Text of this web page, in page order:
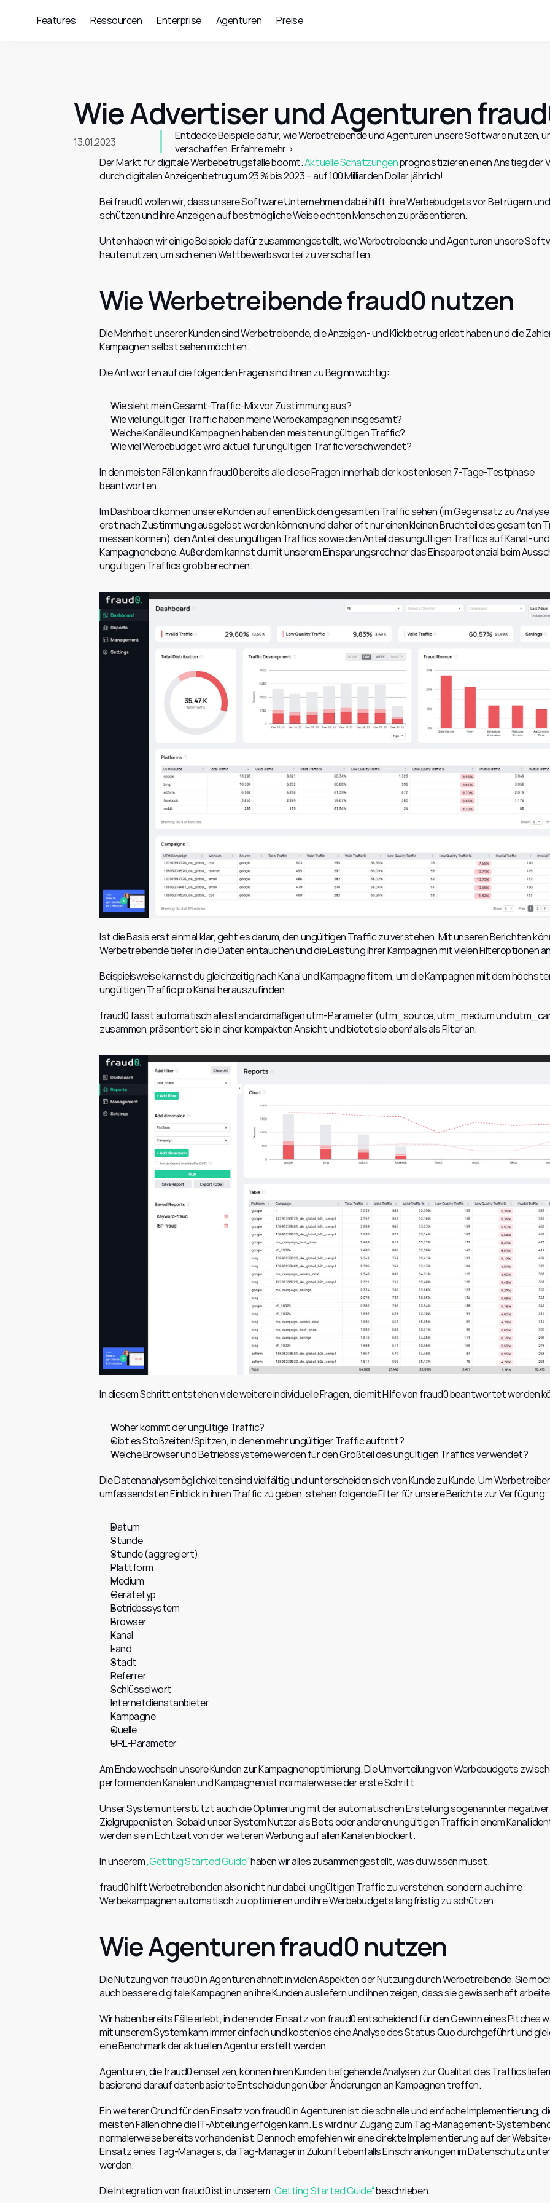
Features Ressourcen Enterprise Agenturen Preise
Wie Advertiser und Agenturen
13.01.2023
Entdecke Beispiele dafür, wie Werbetreibende und Agenturen unsere Software nutzen,
verschaffen. Erfahre mehr ›
Der Markt für digitale Werbebetrugsfälle boomt. Aktuelle Schätzungen prognostizieren einen Anstieg der
durch digitalen Anzeigenbetrug um 23 % bis 2023 – auf 100 Milliarden Dollar jährlich!
Bei fraud0 wollen wir, dass unsere Software Unternehmen dabei hilft, ihre Werbebudgets vor Betrügern
schützen und ihre Anzeigen auf bestmögliche Weise echten Menschen zu präsentieren.
Unten haben wir einige Beispiele dafür zusammengestellt, wie Werbetreibende und Agenturen unsere
heute nutzen, um sich einen Wettbewerbsvorteil zu verschaffen.
Wie Werbetreibende fraud0 nutzen
Die Mehrheit unserer Kunden sind Werbetreibende, die Anzeigen- und Klickbetrug erlebt haben und die
Kampagnen selbst sehen möchten.
Die Antworten auf die folgenden Fragen sind ihnen zu Beginn wichtig:
Wie sieht mein Gesamt-Traffic-Mix vor Zustimmung aus?
Wie viel ungültiger Traffic haben meine Werbekampagnen insgesamt?
Welche Kanäle und Kampagnen haben den meisten ungültigen Traffic?
Wie viel Werbebudget wird aktuell für ungültigen Traffic verschwendet?
In den meisten Fällen kann fraud0 bereits alle diese Fragen innerhalb der kostenlosen 7-Tage-Testphase
beantworten.
Im Dashboard können unsere Kunden auf einen Blick den gesamten Traffic sehen (im Gegensatz zu
erst nach Zustimmung ausgelöst werden können und daher oft nur einen kleinen Bruchteil des gesamten
messen können), den Anteil des ungültigen Traffics sowie den Anteil des ungültigen Traffics auf Kanal- und
Kampagnenebene. Außerdem kannst du mit unserem Einsparungsrechner das Einsparpotenzial beim
ungültigen Traffics grob berechnen.
Ist die Basis erst einmal klar, geht es darum, den ungültigen Traffic zu verstehen. Mit unseren Berichten
Werbetreibende tiefer in die Daten eintauchen und die Leistung ihrer Kampagnen mit vielen Filteroptionen
Beispielsweise kannst du gleichzeitig nach Kanal und Kampagne filtern, um die Kampagnen mit dem
ungültigen Traffic pro Kanal herauszufinden.
fraud0 fasst automatisch alle standardmäßigen utm-Parameter (utm_source, utm_medium und
zusammen, präsentiert sie in einer kompakten Ansicht und bietet sie ebenfalls als Filter an.
In diesem Schritt entstehen viele weitere individuelle Fragen, die mit Hilfe von fraud0 beantwortet werden
Woher kommt der ungültige Traffic?
Gibt es Stoßzeiten/Spitzen, in denen mehr ungültiger Traffic auftritt?
Welche Browser und Betriebssysteme werden für den Großteil des ungültigen Traffics verwendet?
Die Datenanalysemöglichkeiten sind vielfältig und unterscheiden sich von Kunde zu Kunde. Um
umfassendsten Einblick in ihren Traffic zu geben, stehen folgende Filter für unsere Berichte zur Verfügung:
Datum
Stunde
Stunde (aggregiert)
Plattform
Medium
Gerätetyp
Betriebssystem
Browser
Kanal
Land
Stadt
Referrer
Schlüsselwort
Internetdienstanbieter
Kampagne
Quelle
URL-Parameter
Am Ende wechseln unsere Kunden zur Kampagnenoptimierung. Die Umverteilung von Werbebudgets
performenden Kanälen und Kampagnen ist normalerweise der erste Schritt.
Unser System unterstützt auch die Optimierung mit der automatischen Erstellung sogenannter negativer
Zielgruppenlisten. Sobald unser System Nutzer als Bots oder anderen ungültigen Traffic in einem Kanal
werden sie in Echtzeit von der weiteren Werbung auf allen Kanälen blockiert.
In unserem „Getting Started Guide“ haben wir alles zusammengestellt, was du wissen musst.
fraud0 hilft Werbetreibenden also nicht nur dabei, ungültigen Traffic zu verstehen, sondern auch ihre
Werbekampagnen automatisch zu optimieren und ihre Werbebudgets langfristig zu schützen.
Wie Agenturen fraud0 nutzen
Die Nutzung von fraud0 in Agenturen ähnelt in vielen Aspekten der Nutzung durch Werbetreibende. Sie
auch bessere digitale Kampagnen an ihre Kunden ausliefern und ihnen zeigen, dass sie gewissenhaft
Wir haben bereits Fälle erlebt, in denen der Einsatz von fraud0 entscheidend für den Gewinn eines Pitches
mit unserem System kann immer einfach und kostenlos eine Analyse des Status Quo durchgeführt und
eine Benchmark der aktuellen Agentur erstellt werden.
Agenturen, die fraud0 einsetzen, können ihren Kunden tiefgehende Analysen zur Qualität des Traffics
basierend darauf datenbasierte Entscheidungen über Änderungen an Kampagnen treffen.
Ein weiterer Grund für den Einsatz von fraud0 in Agenturen ist die schnelle und einfache Implementierung,
meisten Fällen ohne die IT-Abteilung erfolgen kann. Es wird nur Zugang zum Tag-Management-System
normalerweise bereits vorhanden ist. Dennoch empfehlen wir eine direkte Implementierung auf der Website
Einsatz eines Tag-Managers, da Tag-Manager in Zukunft ebenfalls Einschränkungen im Datenschutz
werden.
Die Integration von fraud0 ist in unserem „Getting Started Guide“ beschrieben.